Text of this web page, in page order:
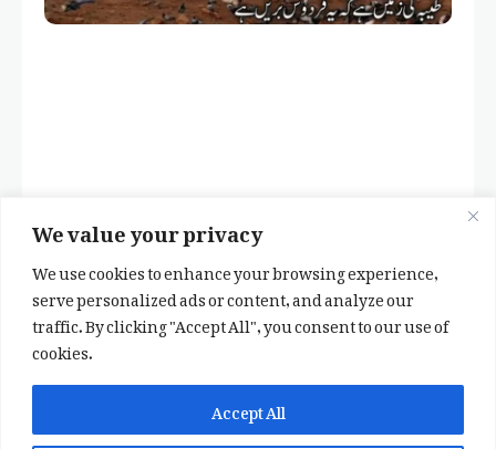
We value your privacy
We use cookies to enhance your browsing experience,
serve personalized ads or content, and analyze our
traffic. By clicking "Accept All", you consent to our use of
cookies.
Accept All
✕ ✨ اپنی پسند کا فرمايشی کلام لکھوائیں
یا ہماری خوبصورت شاعری ایپ انسٹال کریں